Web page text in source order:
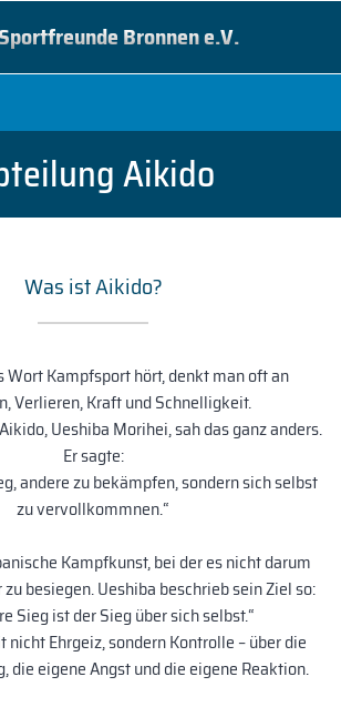
Bronnen e.V.
Aikido
Was ist Aikido?
Wort Kampfsport hört, denkt man oft an
Verlieren, Kraft und Schnelligkeit.
Ueshiba Morihei, sah das ganz anders.
Er sagte:
andere zu bekämpfen, sondern sich selbst
zu vervollkommnen.“
Kampfkunst, bei der es nicht darum
zu besiegen. Ueshiba beschrieb sein Ziel so:
Sieg ist der Sieg über sich selbst.“
Ehrgeiz, sondern Kontrolle – über die
die eigene Angst und die eigene Reaktion.